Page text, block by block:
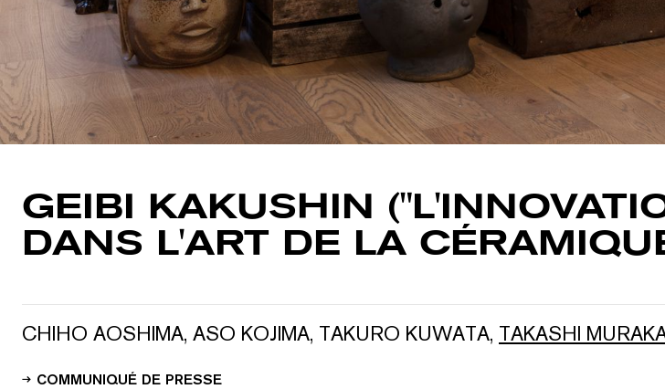
GEIBI KAKUSHIN
DANS L'ART DE LA
CHIHO AOSHIMA, ASO KOJIMA, TAKURO KUWATA, TAKASHI
COMMUNIQUÉ DE PRESSE